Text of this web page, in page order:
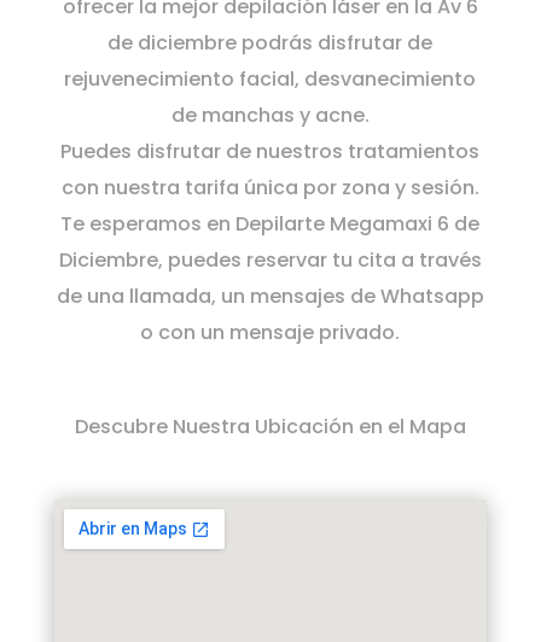
ofrecer la mejor depilación láser en la Av 6
de diciembre podrás disfrutar de
rejuvenecimiento facial, desvanecimiento
de manchas y acne.
Puedes disfrutar de nuestros tratamientos
con nuestra tarifa única por zona y sesión.
Te esperamos en Depilarte Megamaxi 6 de
Diciembre, puedes reservar tu cita a través
de una llamada, un mensajes de Whatsapp
o con un mensaje privado.
Descubre Nuestra Ubicación en el Mapa